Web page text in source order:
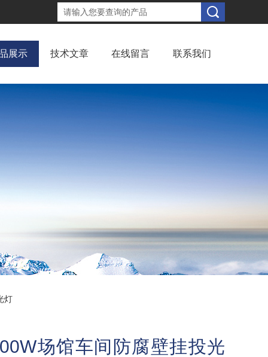
展示 技术文章 在线留言 联系我们
灯
场馆车间防腐壁挂投光